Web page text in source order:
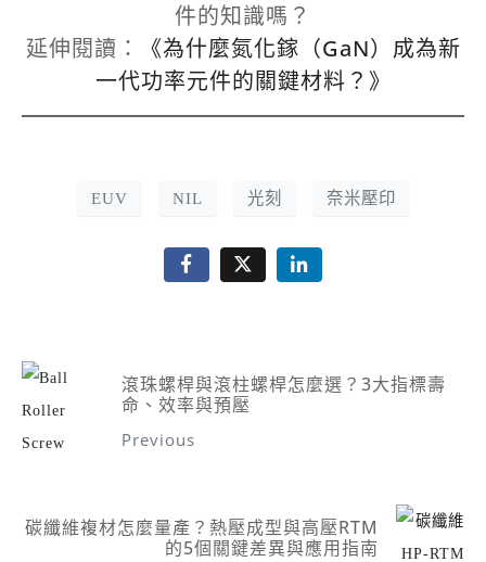
件的知識嗎？
延伸閱讀：
《為什麼氮化鎵（GaN）成為新
一代功率元件的關鍵材料？》
EUV NIL 光刻 奈米壓印
滾珠螺桿與滾柱螺桿怎麼選？3大指標壽
命、效率與預壓
Previous
碳纖維複材怎麼量產？熱壓成型與高壓RTM
的5個關鍵差異與應用指南